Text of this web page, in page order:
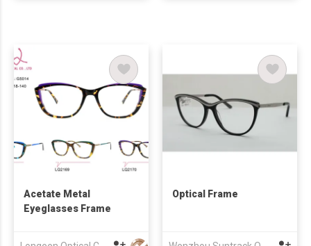
Acetate Metal
Eyeglasses Frame
Optical Frame